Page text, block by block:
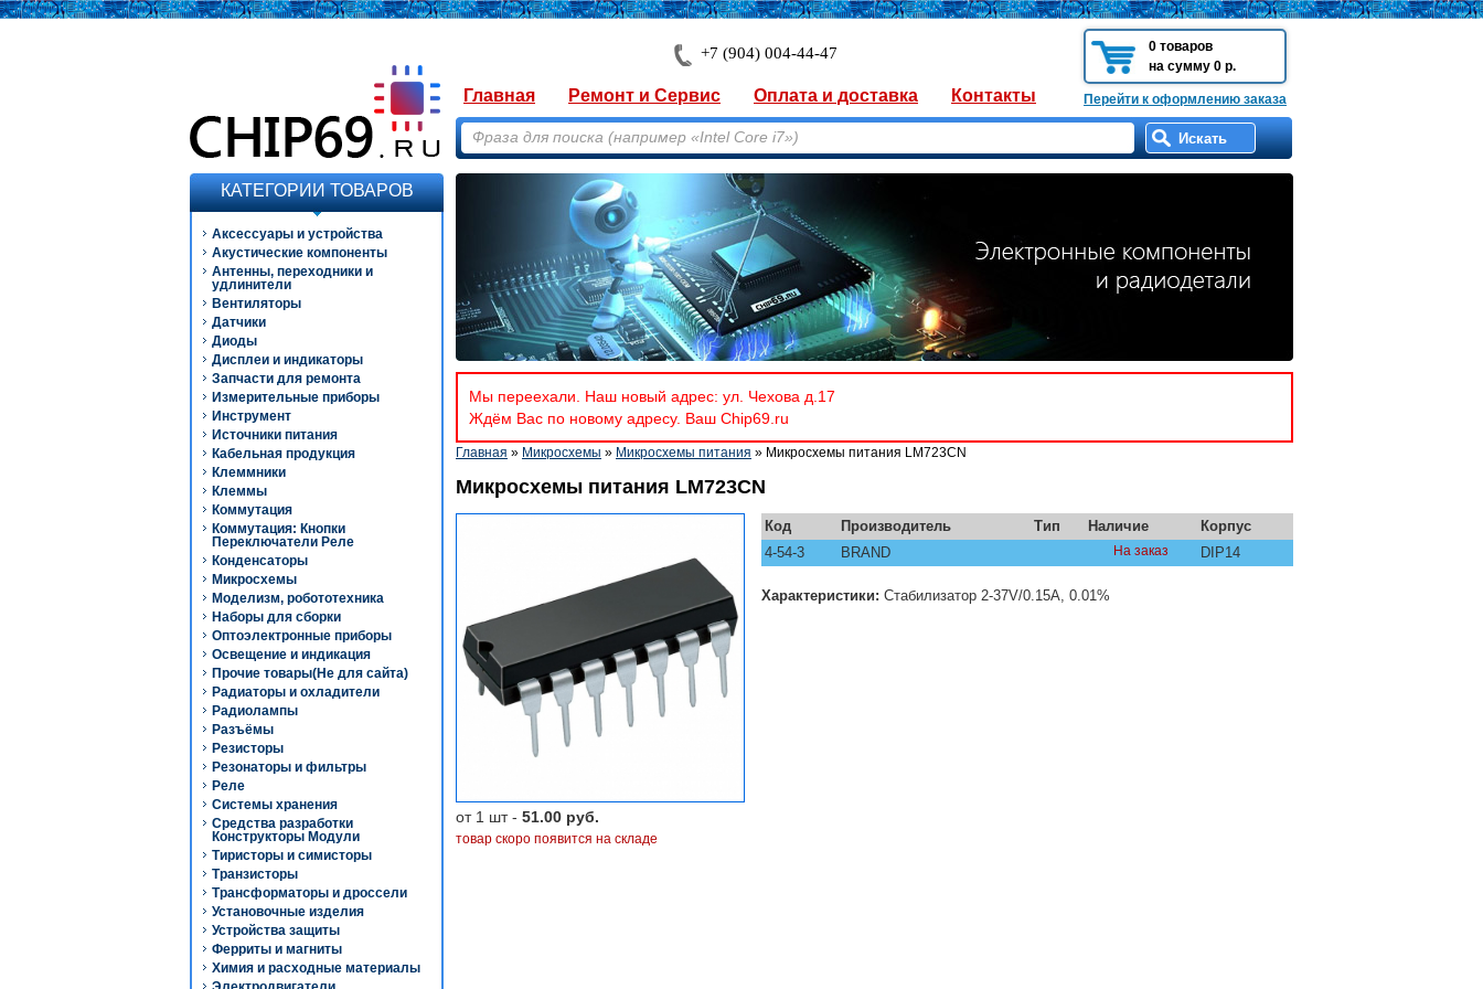
+7 (904) 004-44-47
0 товаров
на сумму 0 р.
Перейти к оформлению заказа
Главная Ремонт и Сервис Оплата и доставка Контакты
КАТЕГОРИИ ТОВАРОВ
Аксессуары и устройства
Акустические компоненты
Антенны, переходники и
удлинители
Вентиляторы
Датчики
Диоды
Дисплеи и индикаторы
Запчасти для ремонта
Измерительные приборы
Инструмент
Источники питания
Кабельная продукция
Клеммники
Клеммы
Коммутация
Коммутация: Кнопки
Переключатели Реле
Конденсаторы
Микросхемы
Моделизм, робототехника
Наборы для сборки
Оптоэлектронные приборы
Освещение и индикация
Прочие товары(Не для сайта)
Радиаторы и охладители
Радиолампы
Разъёмы
Резисторы
Резонаторы и фильтры
Реле
Системы хранения
Средства разработки
Конструкторы Модули
Тиристоры и симисторы
Транзисторы
Трансформаторы и дроссели
Установочные изделия
Устройства защиты
Ферриты и магниты
Химия и расходные материалы
Мы переехали. Наш новый адрес: ул. Чехова д.17
Ждём Вас по новому адресу. Ваш Chip69.ru
Главная » Микросхемы » Микросхемы питания » Микросхемы питания LM723CN
Микросхемы питания LM723CN
от 1 шт - 51.00 руб.
товар скоро появится на складе
Код Производитель Тип Наличие
Корпус
4-54-3
BRAND На заказ DIP14
Характеристики: Стабилизатоp 2-37V/0.15A, 0.01%